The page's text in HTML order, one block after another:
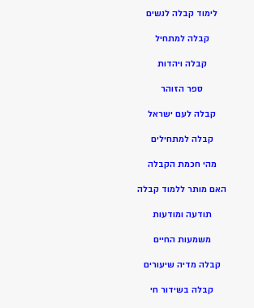
לימוד קבלה לנשים
קבלה למתחיל
קבלה ויהדות
ספר הזוהר
קבלה לעם ישראל
קבלה למתחילים
מהי חכמת הקבלה
האם מותר ללמוד קבלה
תודעה ומודעות
משמעות החיים
קבלה מדיה שיעורים
קבלה בשידור חי